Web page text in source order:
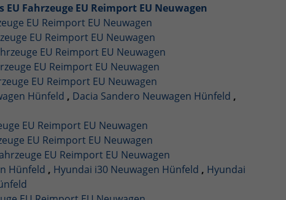
Fahrzeuge EU Reimport EU Neuwagen
EU Reimport EU Neuwagen
EU Reimport EU Neuwagen
EU Reimport EU Neuwagen
EU Reimport EU Neuwagen
EU Reimport EU Neuwagen
Hünfeld , Dacia Sandero Neuwagen Hünfeld ,
EU Reimport EU Neuwagen
EU Reimport EU Neuwagen
EU Reimport EU Neuwagen
Hünfeld , Hyundai i30 Neuwagen Hünfeld , Hyundai